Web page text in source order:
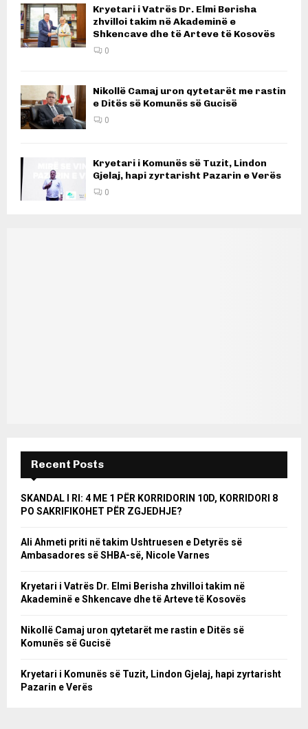
Kryetari i Vatrës Dr. Elmi Berisha
zhvilloi takim në Akademinë e
Shkencave dhe të Arteve të Kosovës
0
Nikollë Camaj uron qytetarët me rastin
e Ditës së Komunës së Gucisë
0
Kryetari i Komunës së Tuzit, Lindon
Gjelaj, hapi zyrtarisht Pazarin e Verës
0
Recent Posts
SKANDAL I RI: 4 ME 1 PËR KORRIDORIN 10D, KORRIDORI 8
PO SAKRIFIKOHET PËR ZGJEDHJE?
Ali Ahmeti priti në takim Ushtruesen e Detyrës së
Ambasadores së SHBA-së, Nicole Varnes
Kryetari i Vatrës Dr. Elmi Berisha zhvilloi takim në
Akademinë e Shkencave dhe të Arteve të Kosovës
Nikollë Camaj uron qytetarët me rastin e Ditës së
Komunës së Gucisë
Kryetari i Komunës së Tuzit, Lindon Gjelaj, hapi zyrtarisht
Pazarin e Verës